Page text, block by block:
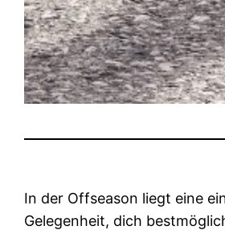
In der Offseason liegt eine
Gelegenheit, dich